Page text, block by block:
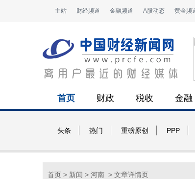
主站 财经频道 金融频道 A股动态 黄金频
首页 财政 税收 金融
头条 热门 重磅原创 PPP
首页 > 新闻 > 河南 > 文章详情页